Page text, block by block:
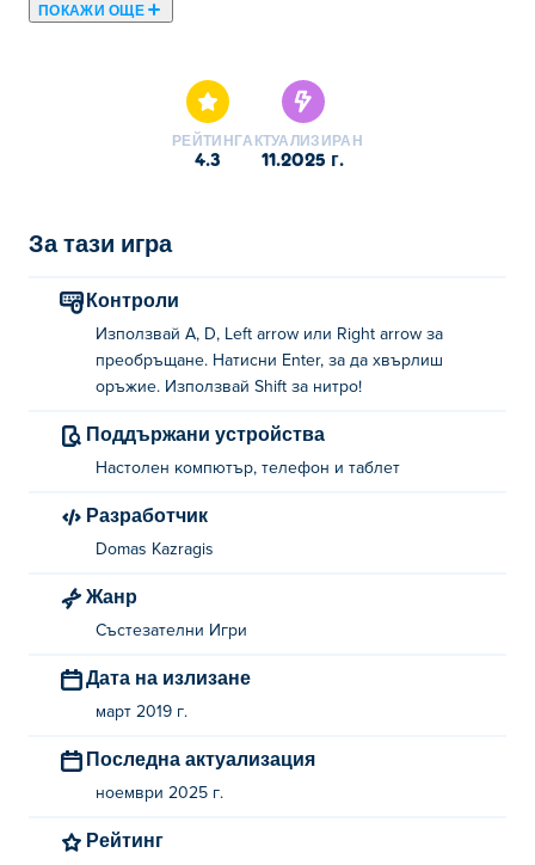
ПОКАЖИ ОЩЕ
РЕЙТИНГ
4.3
АКТУАЛИЗИРАН
11.2025 г.
За тази игра
Контроли
Използвай A, D, Left arrow или Right arrow за
преобръщане. Натисни Enter, за да хвърлиш
оръжие. Използвай Shift за нитро!
Поддържани устройства
Настолен компютър, телефон и таблет
Разработчик
Domas Kazragis
Жанр
Състезателни Игри
Дата на излизане
март 2019 г.
Последна актуализация
ноември 2025 г.
Рейтинг